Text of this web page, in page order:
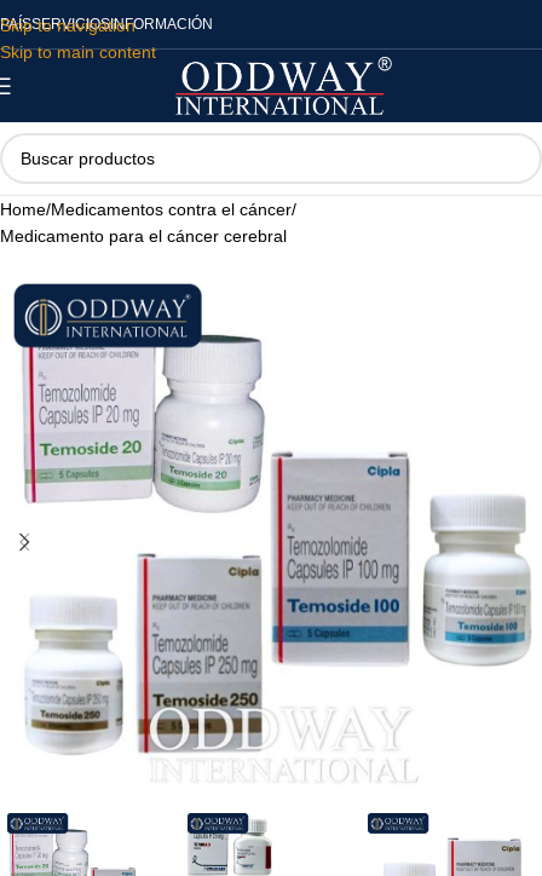
Skip to navigation
Skip to main content
PAÍSSERVICIOSINFORMACIÓN
Home/Medicamentos contra el cáncer/
Medicamento para el cáncer cerebral